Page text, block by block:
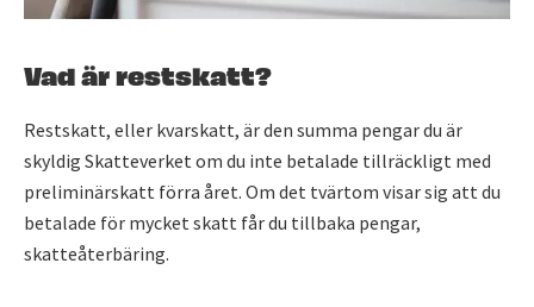
Vad är restskatt?
Restskatt, eller kvarskatt, är den summa pengar du är
skyldig Skatteverket om du inte betalade tillräckligt med
preliminärskatt förra året. Om det tvärtom visar sig att du
betalade för mycket skatt får du tillbaka pengar,
skatteåterbäring.